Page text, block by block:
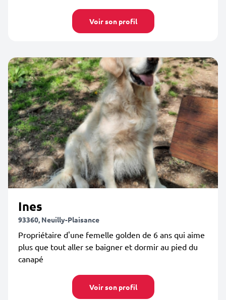
Voir son profil
Ines
93360, Neuilly-Plaisance
Propriétaire d'une femelle golden de 6 ans qui aime
plus que tout aller se baigner et dormir au pied du
canapé
Voir son profil